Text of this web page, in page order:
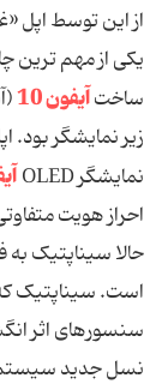
از این توسط اپل
ساختآیفون 10
زیر نمایشگر بود.
نمایشگر OLED
احراز هویت
حالا سیناپتیک به
است. سیناپتیک
سنسورهای اثر